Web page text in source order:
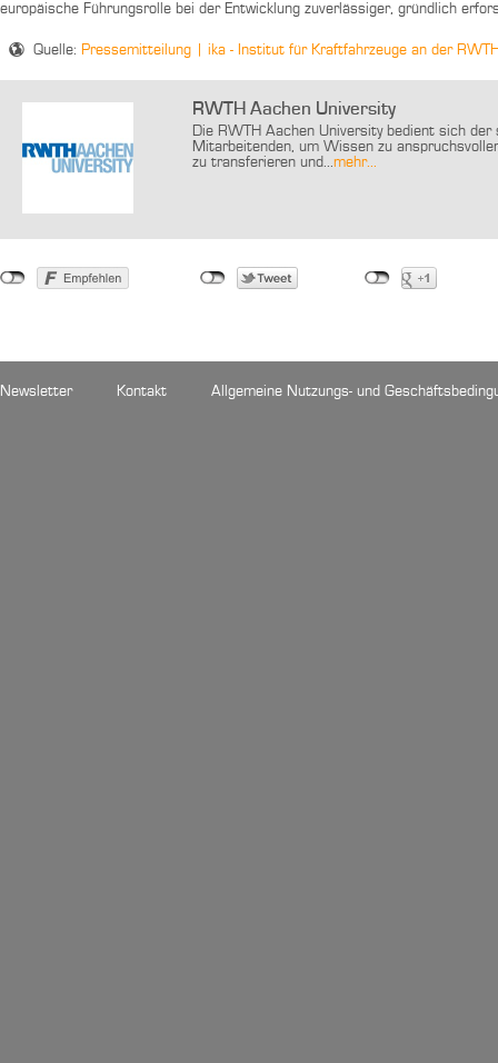
europäische Führungsrolle bei der Entwicklung zuverlässiger, gründlich
Quelle: Pressemitteilung | ika - Institut für Kraftfahrzeuge an der
RWTH Aachen University
Die RWTH Aachen University bedient sich
Mitarbeitenden, um Wissen zu
zu transferieren und...mehr...
Newsletter Kontakt Allgemeine Nutzungs- und